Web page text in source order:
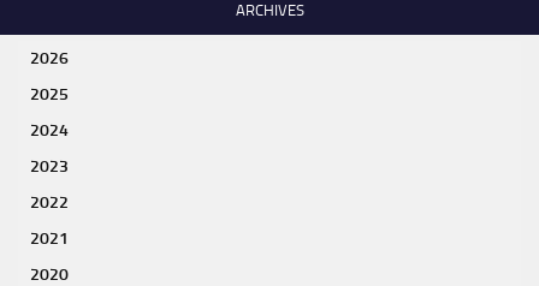
ARCHIVES
2026
2025
2024
2023
2022
2021
2020